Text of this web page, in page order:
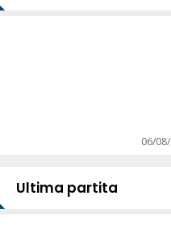
06/
Ultima partita